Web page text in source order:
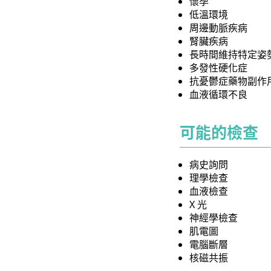
低溫環境
周邊動脈疾病
腎臟疾病
長時間維持特定姿
多發性硬化症
抗憂鬱症藥物副作
血液循環不良
可能的檢查
病史詢問
理學檢查
血液檢查
X 光
神經學檢查
肌電圖
電腦斷層
核磁共振